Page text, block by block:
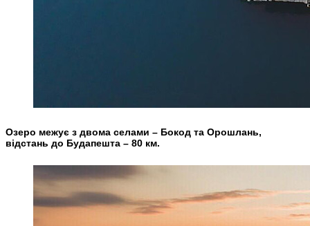
Озеро межує з двома селами – Бокод та Орошлань,
відстань до Будапешта – 80 км.